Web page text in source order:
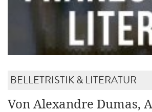
BELLETRISTIK & LITERATUR
Von Alexandre Dumas,